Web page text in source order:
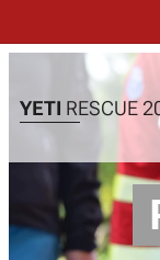
YETI RESCUE